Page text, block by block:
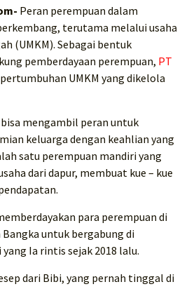
Peran perempuan dalam
terutama melalui usaha
(UMKM). Sebagai bentuk
pemberdayaan perempuan, PT
UMKM yang dikelola
mengambil peran untuk
keluarga dengan keahlian yang
satu perempuan mandiri yang
dari dapur, membuat kue – kue
para perempuan di
untuk bergabung di
Ia rintis sejak 2018 lalu.
dari Bibi, yang pernah tinggal di